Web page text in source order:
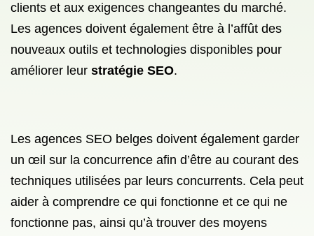
clients et aux exigences changeantes du marché.
Les agences doivent également être à l’affût des
nouveaux outils et technologies disponibles pour
améliorer leur stratégie SEO.
Les agences SEO belges doivent également garder
un œil sur la concurrence afin d’être au courant des
techniques utilisées par leurs concurrents. Cela peut
aider à comprendre ce qui fonctionne et ce qui ne
fonctionne pas, ainsi qu’à trouver des moyens